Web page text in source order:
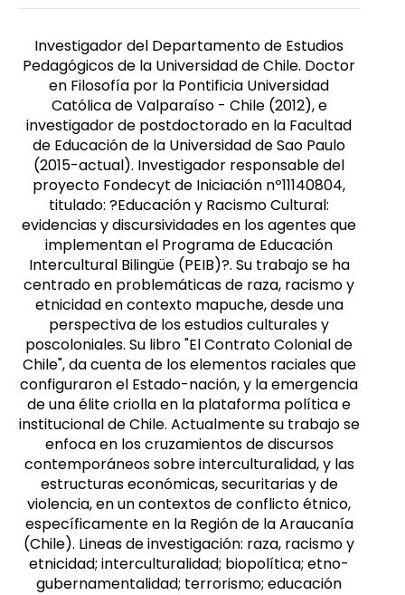
Masculino
Investigador del Departamento de Estudios
Pedagógicos de la Universidad de Chile. Doctor
en Filosofía por la Pontificia Universidad
Católica de Valparaíso - Chile (2012), e
investigador de postdoctorado en la Facultad
de Educación de la Universidad de Sao Paulo
(2015-actual). Investigador responsable del
proyecto Fondecyt de Iniciación nº11140804,
titulado: ?Educación y Racismo Cultural:
evidencias y discursividades en los agentes que
implementan el Programa de Educación
Intercultural Bilingüe (PEIB)?. Su trabajo se ha
centrado en problemáticas de raza, racismo y
etnicidad en contexto mapuche, desde una
perspectiva de los estudios culturales y
poscoloniales. Su libro "El Contrato Colonial de
Chile", da cuenta de los elementos raciales que
configuraron el Estado-nación, y la emergencia
de una élite criolla en la plataforma política e
institucional de Chile. Actualmente su trabajo se
enfoca en los cruzamientos de discursos
contemporáneos sobre interculturalidad, y las
estructuras económicas, securitarias y de
violencia, en un contextos de conflicto étnico,
específicamente en la Región de la Araucanía
(Chile). Lineas de investigación: raza, racismo y
etnicidad; interculturalidad; biopolítica; etno-
gubernamentalidad; terrorismo; educación